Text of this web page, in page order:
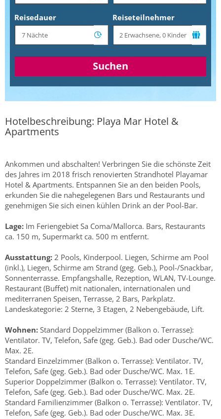
Reisedauer Reiseteilnehmer
Suchen
Hotelbeschreibung: Playa Mar Hotel &
Apartments
Ankommen und abschalten! Verbringen Sie die schönste Zeit
des Jahres im 2018 frisch renovierten Strandhotel Playamar
Hotel & Apartments. Entspannen Sie an den beiden Pools,
erkunden Sie die nahegelegenen Bars und Restaurants und
genehmigen Sie sich einen kühlen Drink an der Pool-Bar.
Lage: Im Feriengebiet Sa Coma/Mallorca. Bars, Restaurants
ca. 150 m, Supermarkt ca. 500 m entfernt.
Ausstattung: 2 Pools, Kinderpool. Liegen, Schirme am Pool
(inkl.), Liegen, Schirme am Strand (geg. Geb.), Pool-/Snackbar,
Sonnenterrasse. Empfangshalle, Rezeption, WLAN, TV-Lounge.
Restaurant (Buffet) mit nationalen, internationalen und
mediterranen Speisen, Terrasse, 2 Bars, Parkplatz.
Landeskategorie: 2 Sterne, 3 Etagen, 2 Nebengebäude, Lift.
Wohnen: Standard Doppelzimmer (Balkon o. Terrasse):
Ventilator. TV, Telefon, Safe (geg. Geb.). Bad oder Dusche/WC.
Max. 2E.
Standard Einzelzimmer (Balkon o. Terrasse): Ventilator. TV,
Telefon, Safe (geg. Geb.). Bad oder Dusche/WC. Max. 1E.
Superior Doppelzimmer (Balkon o. Terrasse): Ventilator. TV,
Telefon, Safe (geg. Geb.). Bad oder Dusche/WC. Max. 2E.
Standard Familienzimmer (Balkon o. Terrasse): Ventilator. TV,
Telefon, Safe (geg. Geb.). Bad oder Dusche/WC. Max. 3E.